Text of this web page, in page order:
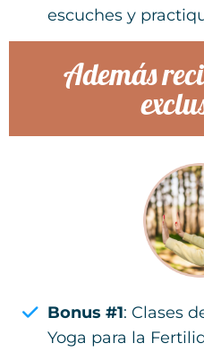
escuches y
Además
Bonus #1: Clases
Yoga para la